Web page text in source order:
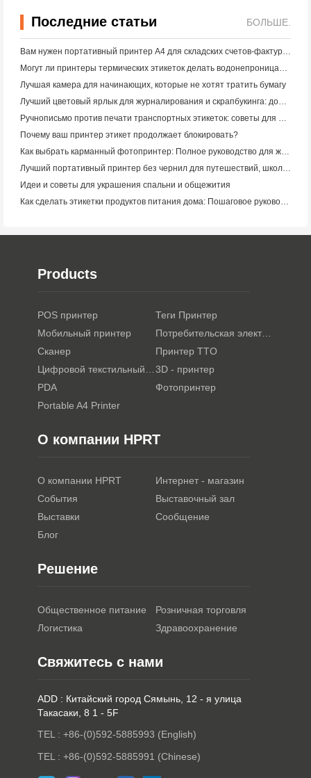
Последние статьи БОЛЬШЕ.
Вам нужен портативный принтер A4 для складских счетов-фактур? Что действительно работает
Могут ли принтеры термических этикеток делать водонепроницаемые этикетки для продуктов малого бизнеса?
Лучшая камера для начинающих, которые не хотят тратить бумагу
Лучший цветовый ярлык для журналирования и скрапбукинга: добавьте больше цвета на каждую страницу
Ручнописьмо против печати транспортных этикеток: советы для малого бизнеса в 2026 году
Почему ваш принтер этикет продолжает блокировать?
Как выбрать карманный фотопринтер: Полное руководство для журналистов, путешественников и пользователей iPhone
Лучший портативный принтер без чернил для путешествий, школы и мобильной работы: Hanin MT620 Pro Review
Идеи и советы для украшения спальни и общежития
Как сделать этикетки продуктов питания дома: Пошаговое руководство для малого пищевого бизнеса
Products
POS принтер
Теги Принтер
Мобильный принтер
Потребительская электроника
Сканер
Принтер TTO
Цифровой текстильный принтер3D - принтер
PDA
Фотопринтер
Portable A4 Printer
О компании HPRT
О компании HPRT
Интернет - магазин
События
Выставочный зал
Выставки
Сообщение
Блог
Решение
Общественное питание
Розничная торговля
Логистика
Здравоохранение
Свяжитесь с нами
ADD : Китайский город Сямынь, 12 - я улица
Такасаки, 8 1 - 5F
TEL : +86-(0)592-5885993 (English)
TEL : +86-(0)592-5885991 (Chinese)